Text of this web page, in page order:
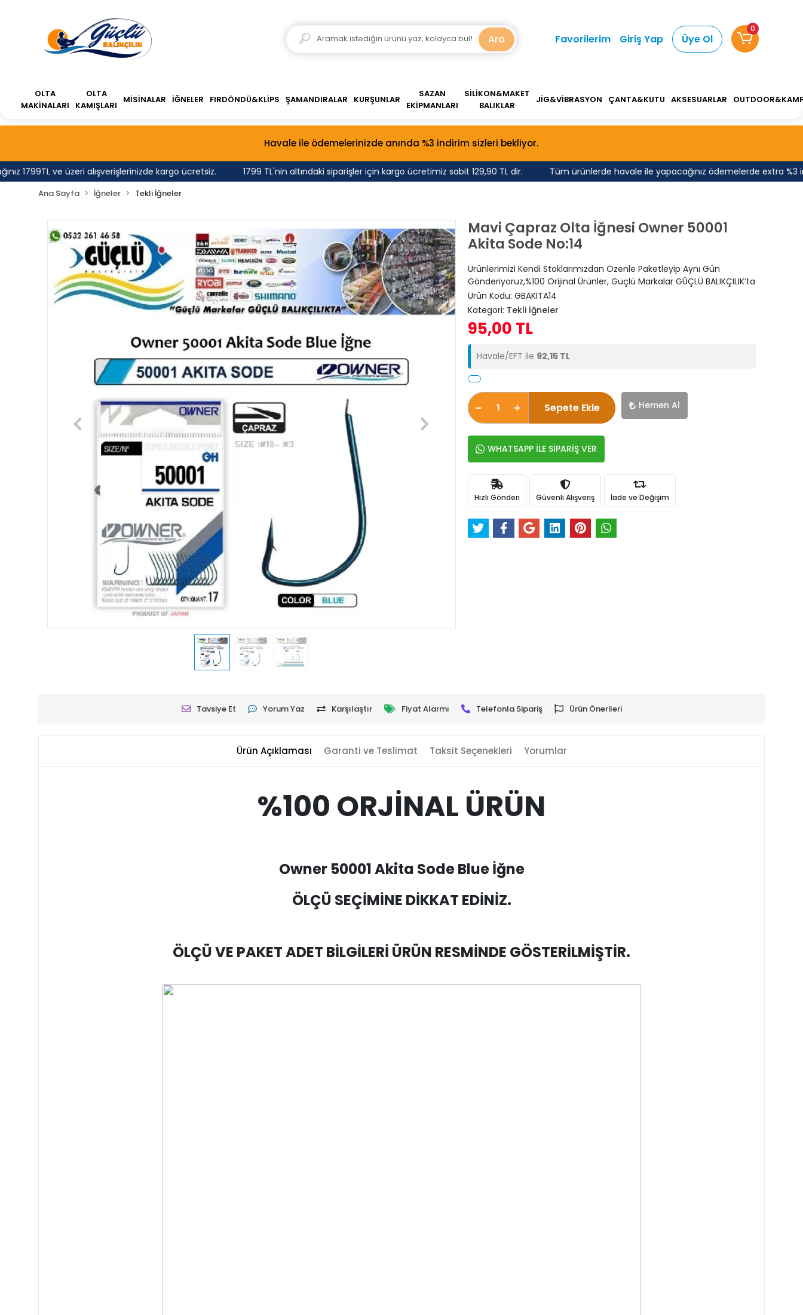
Havale ile ödemelerinizde anında %3 indirim sizleri bekliyor.
1799TL ve üzeri alışverişlerinizde kargo ücretsiz. 1799 TL'nin altındaki siparişler için kargo ücretimiz sabit 129,90 TL dir. Tüm ürünlerde havale ile yapacağınız ödemelerde extra %3
Ara Favorilerim Giriş Yap Üye Ol
0
OLTA
MAKİNALARI
OLTA
KAMIŞLARI
MİSİNALAR İĞNELER FIRDÖNDÜ&KLİPS ŞAMANDIRALAR KURŞUNLAR
SAZAN
EKİPMANLARI
SİLİKON&MAKET
BALIKLAR
JİG&VİBRASYON ÇANTA&KUTU AKSESUARLAR
Ana Sayfa İğneler Tekli İğneler
Mavi Çapraz Olta İğnesi Owner 50001
Akita Sode No:14
Ürünlerimizi Kendi Stoklarımızdan Özenle Paketleyip Aynı Gün
Gönderiyoruz,%100 Orijinal Ürünler, Güçlü Markalar GÜÇLÜ BALIKÇILIK’ta
Ürün Kodu: GBAKITA14
Kategori: Tekli İğneler
95,00 TL
Havale/EFT ile 92,15 TL
Sepete Ekle Hemen Al
WHATSAPP İLE SİPARİŞ VER
Hızlı Gönderi Güvenli Alışveriş İade ve Değişim
Tavsiye Et Yorum Yaz Karşılaştır Fiyat Alarmı Telefonla Sipariş Ürün Önerileri
Ürün Açıklaması Garanti ve Teslimat Taksit Seçenekleri Yorumlar
%100 ORJİNAL ÜRÜN
Owner 50001 Akita Sode Blue İğne
ÖLÇÜ SEÇİMİNE DİKKAT EDİNİZ.
ÖLÇÜ VE PAKET ADET BİLGİLERİ ÜRÜN RESMİNDE GÖSTERİLMİŞTİR.